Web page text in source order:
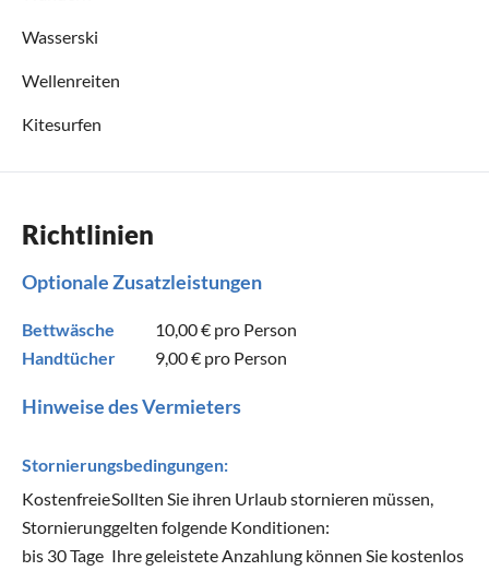
Wasserski
Wellenreiten
Kitesurfen
Richtlinien
Optionale Zusatzleistungen
Bettwäsche 10,00 € pro Person
Handtücher
9,00 € pro Person
Hinweise des Vermieters
Stornierungsbedingungen:
Kostenfreie
Stornierung
bis 30 Tage
Sollten Sie ihren Urlaub stornieren müssen,
gelten folgende Konditionen:
Ihre geleistete Anzahlung können Sie kostenlos